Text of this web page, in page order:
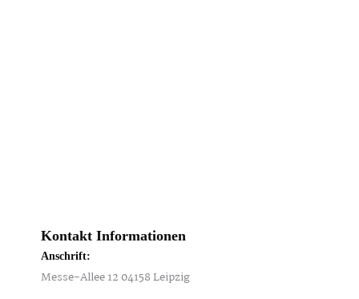
Kontakt Informationen
Anschrift:
Messe-Allee 12 04158 Leipzig